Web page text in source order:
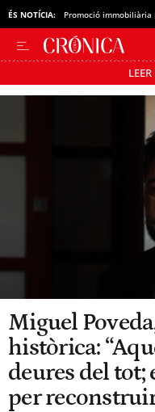
ÉS NOTÍCIA: Promoció immobiliària
Passa’t
Miguel
històrica:
deures del
per